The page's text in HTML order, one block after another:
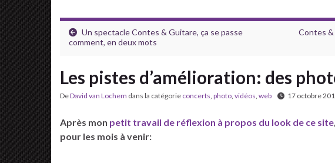
Un spectacle Contes & Guitare, ça se passe
comment, en deux mots
Contes &
Les pistes d’amélioration: des
DeDavid van Lochem dans la catégorie concerts, photo, vidéos, web 17 octobre
Après mon petit travail de réflexion à propos du look de ce site
pour les mois à venir: